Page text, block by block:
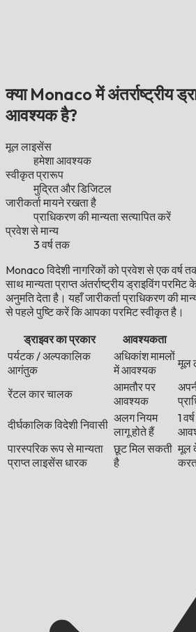
क्या Monaco में अंतर्राष्ट्रीय
आवश्यक है?
मूल लाइसेंस
हमेशा आवश्यक
स्वीकृत प्रारूप
मुद्रित और डिजिटल
जारीकर्ता मायने रखता है
प्राधिकरण की मान्यता सत्यापित करें
प्रवेश से मान्य
3 वर्ष तक
Monaco विदेशी नागरिकों को प्रवेश से एक
साथ मान्यता प्राप्त अंतर्राष्ट्रीय ड्राइविंग
अनुमति देता है। यहाँ जारीकर्ता प्राधिकरण की
से पहले पुष्टि करें कि आपका परमिट स्वीकृत है।
ड्राइवर का प्रकार
आवश्यकता
पर्यटक / अल्पकालिक
आगंतुक
अधिकांश मामलों
में आवश्यक
मूल
रेंटल कार चालक
आमतौर पर
आवश्यक
दीर्घकालिक विदेशी निवासी अलग नियम
लागू होते हैं
1
पारस्परिक रूप से मान्यता
प्राप्त लाइसेंस धारक
छूट मिल सकती
है
मूल